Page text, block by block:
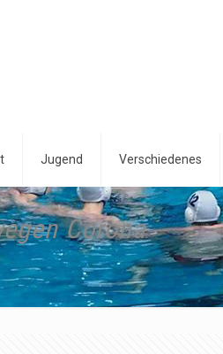
Jugend Verschiedenes
Corona